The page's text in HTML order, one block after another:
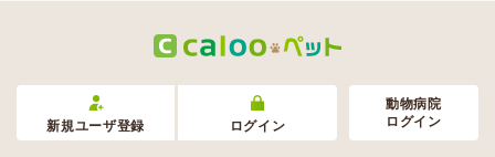
新規ユーザ登録 ログイン
動物病院
ログイン